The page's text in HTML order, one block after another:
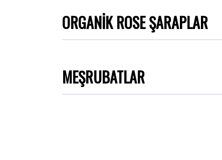
ORGANİK ROSE ŞARAPLAR
MEŞRUBATLAR